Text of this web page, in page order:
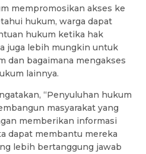
mempromosikan akses ke
hukum, warga dapat
hukum ketika hak
juga lebih mungkin untuk
dan bagaimana mengakses
lainnya.
“Penyuluhan hukum
masyarakat yang
memberikan informasi
dapat membantu mereka
lebih bertanggung jawab